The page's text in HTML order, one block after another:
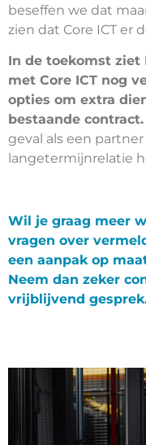
beseffen we dat
zien dat Core ICT er
In de toekomst ziet
met Core ICT nog
opties om extra
bestaande contract.
geval als een
langetermijnrelatie
Wil je graag meer
vragen over
een aanpak op
Neem dan zeker
vrijblijvend